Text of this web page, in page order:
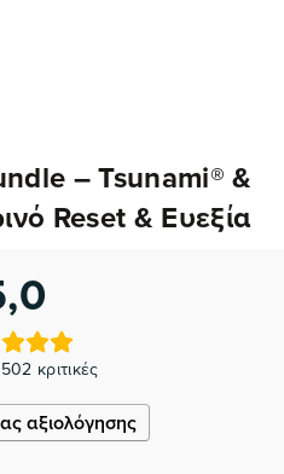
– Tsunami® &
Reset & Ευεξία
κριτικές
αξιολόγησης